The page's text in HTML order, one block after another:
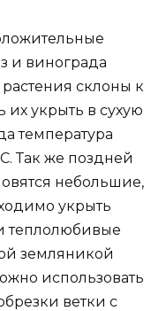
и винограда
склоны к
их укрыть в сухую
температура
Так же поздней
небольшие,
укрыть
теплолюбивые
земляникой
использовать
ветки с